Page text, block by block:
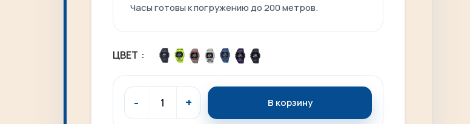
Часы готовы к погружению до 200 метров.
ЦВЕТ
В корзину